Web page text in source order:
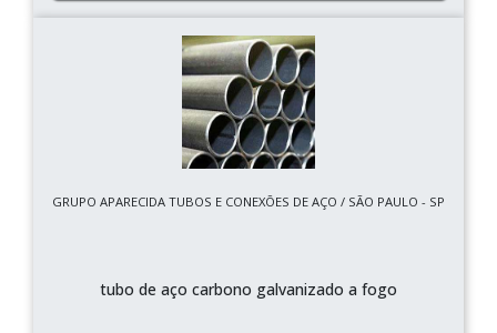
GRUPO APARECIDA TUBOS E CONEXÕES DE AÇO / SÃO PAULO - SP
tubo de aço carbono galvanizado a fogo